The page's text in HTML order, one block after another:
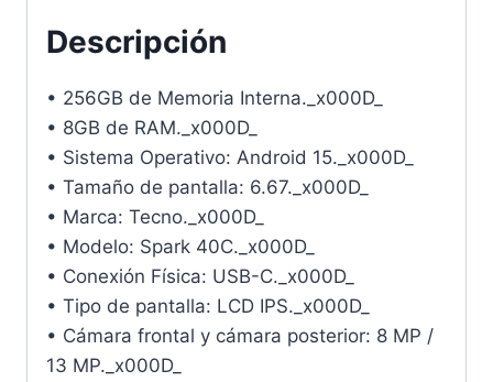
Descripción
• 256GB de Memoria Interna._x000D_
• 8GB de RAM._x000D_
• Sistema Operativo: Android 15._x000D_
• Tamaño de pantalla: 6.67._x000D_
• Marca: Tecno._x000D_
• Modelo: Spark 40C._x000D_
• Conexión Física: USB-C._x000D_
• Tipo de pantalla: LCD IPS._x000D_
• Cámara frontal y cámara posterior: 8 MP /
13 MP._x000D_